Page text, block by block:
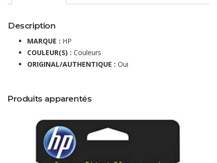
Description
MARQUE : HP
COULEUR(S) : Couleurs
ORIGINAL/AUTHENTIQUE : Oui
Produits apparentés